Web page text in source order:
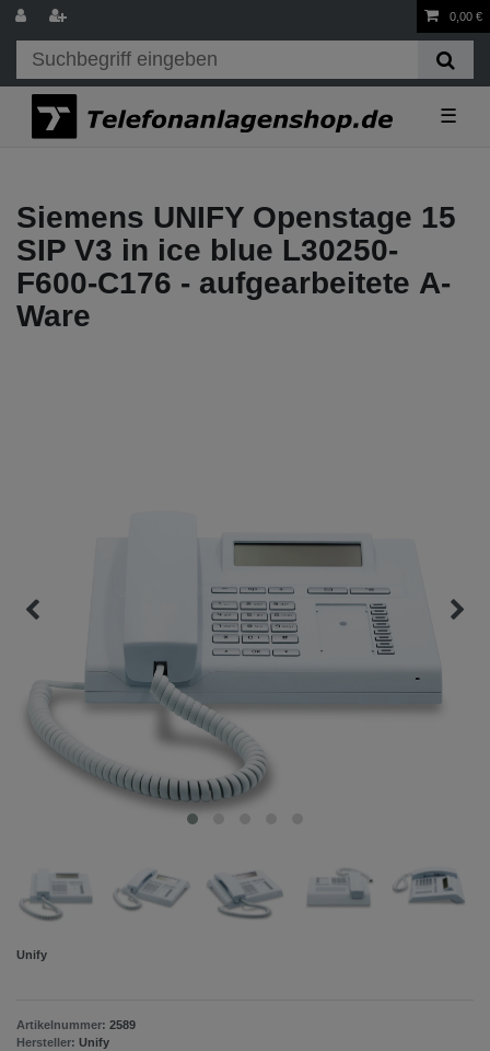
0,00 €
☰
Siemens UNIFY Openstage 15
SIP V3 in ice blue L30250-
F600-C176 - aufgearbeitete A-
Ware
Unify
Artikelnummer: 2589
Hersteller: Unify